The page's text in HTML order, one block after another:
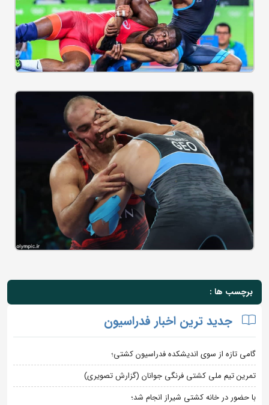
برچسب ها :
جدید ترین اخبار فدراسیون
گامی تازه از سوی اندیشکده فدراسیون کشتی؛
تمرین تیم ملی کشتی فرنگی جوانان (گزارش تصویری)
با حضور در خانه کشتی شیراز انجام شد؛